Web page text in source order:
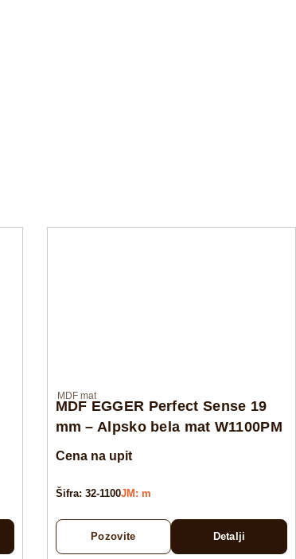
MDF mat
MDF EGGER Perfect Sense 19
mm – Alpsko bela mat W1100PM
Cena na upit
Šifra: 32-1100JM: m
Pozovite Detalji